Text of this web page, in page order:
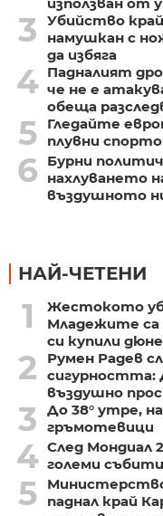
използван от
3
Убийство
намушкан с
да избяга
4 Падналият
че не е
обеща
5
Гледайте
плувни
6
Бурни
нахлуването
въздушното
НАЙ-ЧЕТЕНИ
1
Жестокото
Младежите са
си купили
2
Румен Радев
сигурността:
въздушно
3
До 38° утре,
гръмотевици
4 След Мондиал
големи
5
паднал край